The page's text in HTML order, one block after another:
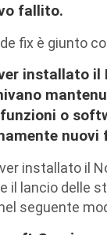
fallito.
fix è giunto
installato il
o
nuovi
installato il
il lancio delle
seguente